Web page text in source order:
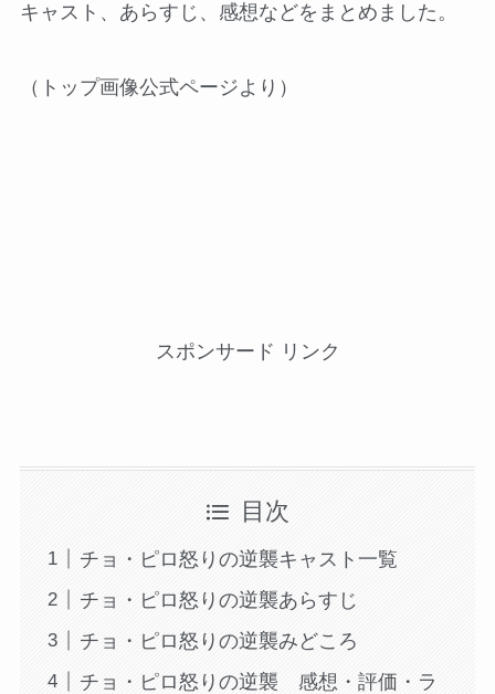
キャスト、あらすじ、感想などをまとめました。
（トップ画像公式ページより）
スポンサード リンク
目次
チョ・ピロ怒りの逆襲キャスト一覧
チョ・ピロ怒りの逆襲あらすじ
チョ・ピロ怒りの逆襲みどころ
チョ・ピロ怒りの逆襲 感想・評価・ラ